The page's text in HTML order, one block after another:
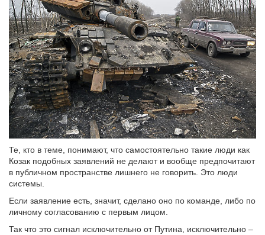
Те, кто в теме, понимают, что самостоятельно такие люди как
Козак подобных заявлений не делают и вообще предпочитают
в публичном пространстве лишнего не говорить. Это люди
системы.
Если заявление есть, значит, сделано оно по команде, либо по
личному согласованию с первым лицом.
Так что это сигнал исключительно от Путина, исключительно –